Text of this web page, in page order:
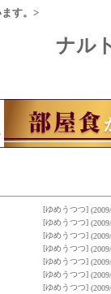
す。>
ナル
[ゆめうつつ]
[ゆめうつつ]
[ゆめうつつ]
[ゆめうつつ]
[ゆめうつつ]
[ゆめうつつ]
[ゆめうつつ]